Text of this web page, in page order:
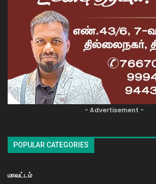
- Advertisement -
POPULAR CATEGORIES
மாவட்டம்